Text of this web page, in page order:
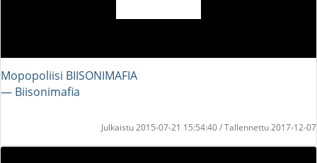
Mopopoliisi BIISONIMAFIA
― Biisonimafia
Julkaistu 2015-07-21 15:54:40 / Tallennettu 2017-12-07